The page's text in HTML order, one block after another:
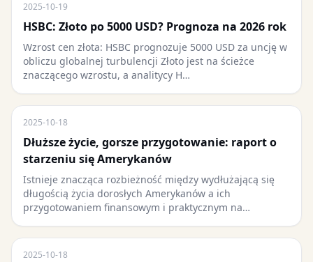
2025-10-19
HSBC: Złoto po 5000 USD? Prognoza na 2026 rok
Wzrost cen złota: HSBC prognozuje 5000 USD za uncję w
obliczu globalnej turbulencji Złoto jest na ścieżce
znaczącego wzrostu, a analitycy H…
2025-10-18
Dłuższe życie, gorsze przygotowanie: raport o
starzeniu się Amerykanów
Istnieje znacząca rozbieżność między wydłużającą się
długością życia dorosłych Amerykanów a ich
przygotowaniem finansowym i praktycznym na…
2025-10-18